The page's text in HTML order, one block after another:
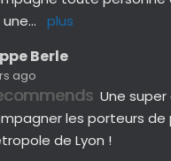
... plus
Berle
ago
Une
les porteurs de
de Lyon !